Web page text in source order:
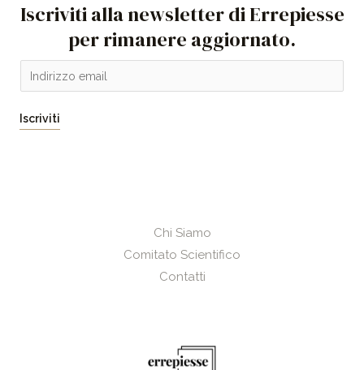
Iscriviti alla newsletter di Errepiesse
per rimanere aggiornato.
m
a
i
Iscriviti
Chi Siamo
Comitato Scientifico
Contatti